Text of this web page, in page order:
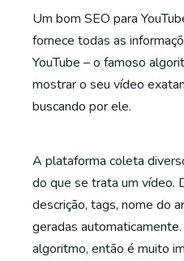
Um bom SEO para
fornece todas as
YouTube – o famoso
mostrar o seu vídeo
buscando por ele.
A plataforma coleta
do que se trata um vídeo.
descrição, tags, nome do
geradas
algoritmo, então é muito